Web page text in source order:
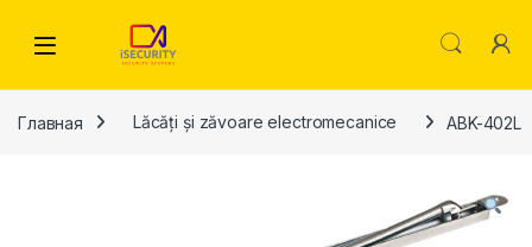
Главная Lăcăți și zăvoare electromecanice ABK-402L